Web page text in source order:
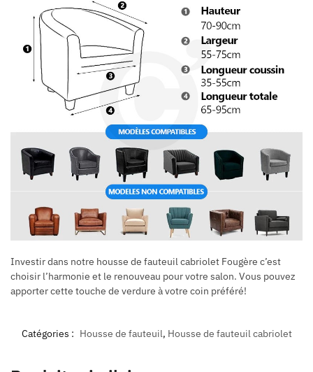
Investir dans notre housse de fauteuil cabriolet Fougère c’est
choisir l’harmonie et le renouveau pour votre salon. Vous pouvez
apporter cette touche de verdure à votre coin préféré!
Catégories : Housse de fauteuil, Housse de fauteuil cabriolet